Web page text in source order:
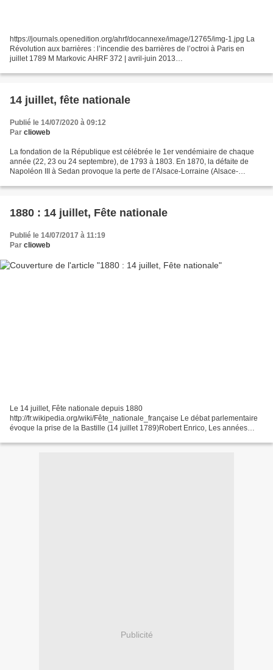
https://journals.openedition.org/ahrf/docannexe/image/12765/img-1.jpg La
Révolution aux barrières : l’incendie des barrières de l’octroi à Paris en
juillet 1789 M Markovic AHRF 372 | avril-juin 2013
14 juillet, fête nationale
Publié le 14/07/2020 à 09:12
Par clioweb
La fondation de la République est célébrée le 1er vendémiaire de chaque
année (22, 23 ou 24 septembre), de 1793 à 1803. En 1870, la défaite de
Napoléon III à Sedan provoque la perte de l’Alsace-Lorraine (Alsace-
1880 : 14 juillet, Fête nationale
Publié le 14/07/2017 à 11:19
Par clioweb
Le 14 juillet, Fête nationale depuis 1880
http://fr.wikipedia.org/wiki/Fête_nationale_française Le débat parlementaire
évoque la prise de la Bastille (14 juillet 1789)Robert Enrico, Les années
Publicité